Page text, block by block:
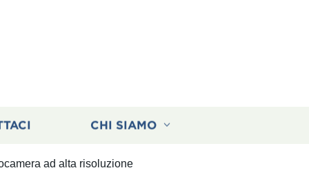
CHI SIAMO
ad alta risoluzione